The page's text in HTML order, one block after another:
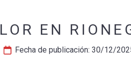
EN
Fecha de publicación: 30/12/